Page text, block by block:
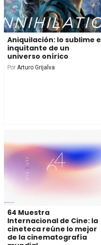
Aniquilación: lo sublime e
inquitante de un
universo onírico
Por Arturo Grijalva
64 Muestra
Internacional de Cine: la
cineteca reúne lo mejor
de la cinematografía